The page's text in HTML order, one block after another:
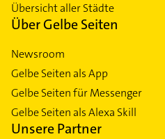
Übersicht aller Städte
Über Gelbe Seiten
Newsroom
Gelbe Seiten als App
Gelbe Seiten für Messenger
Gelbe Seiten als Alexa Skill
Unsere Partner